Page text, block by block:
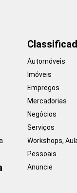
Automóveis
Imóveis
Empregos
Mercadorias
Negócios
Serviços
Workshops,
Pessoais
Anuncie